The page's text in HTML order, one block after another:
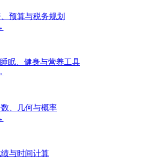
预算与税务规划
眠、健身与营养工具
、几何与概率
与时间计算